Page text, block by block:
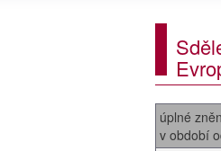
úplné
v období